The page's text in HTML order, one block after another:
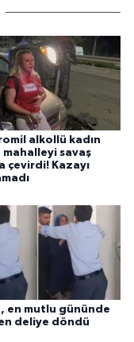
alkollü kadın
mahalleyi savaş
çevirdi! Kazayı
en mutlu gününde
deliye döndü